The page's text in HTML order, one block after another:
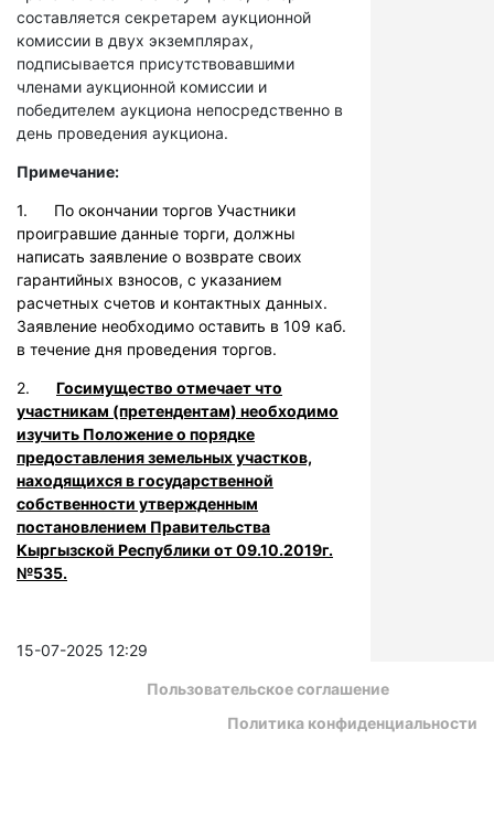
составляется секретарем аукционной
комиссии в двух экземплярах,
подписывается присутствовавшими
членами аукционной комиссии и
победителем аукциона непосредственно в
день проведения аукциона.
Примечание:
1. По окончании торгов Участники
проигравшие данные торги, должны
написать заявление о возврате своих
гарантийных взносов, с указанием
расчетных счетов и контактных данных.
Заявление необходимо оставить в 109 каб.
в течение дня проведения торгов.
2. Госимущество отмечает что
участникам (претендентам) необходимо
изучить Положение о порядке
предоставления земельных участков,
находящихся в государственной
собственности утвержденным
постановлением Правительства
Кыргызской Республики от 09.10.2019г.
№535.
15-07-2025 12:29
Пользовательское соглашение
Политика конфиденциальности